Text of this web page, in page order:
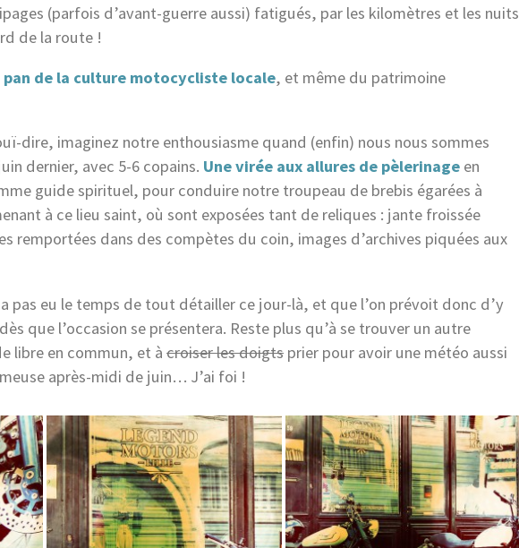
(parfois d’avant-guerre aussi) fatigués, par les kilomètres et les nuits
de la route !
pan de la culture motocycliste locale, et même du patrimoine
dire, imaginez notre enthousiasme quand (enfin) nous nous sommes
dernier, avec 5-6 copains. Une virée aux allures de pèlerinage en
guide spirituel, pour conduire notre troupeau de brebis égarées à
à ce lieu saint, où sont exposées tant de reliques : jante froissée
remportées dans des compètes du coin, images d’archives piquées aux
pas eu le temps de tout détailler ce jour-là, et que l’on prévoit donc d’y
que l’occasion se présentera. Reste plus qu’à se trouver un autre
libre en commun, et à croiser les doigts prier pour avoir une météo aussi
après-midi de juin… J’ai foi !